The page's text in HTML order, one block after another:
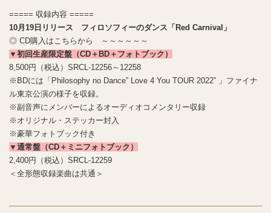
===== 収録内容 =====
10月19日リリース フィロソフィーのダンス「Red Carnival」
◎ CD購入はこちらから ～～～～～～
▼初回生産限定盤（CD＋BD＋フォトブック）
8,500円（税込）SRCL-12256～12258
※BDには「Philosophy no Dance” Love 4 You TOUR 2022” 」ファイナ
ル東京公演の様子を収録。
※副音声にメンバーによるオーディオコメンタリー収録
※オリジナル・ステッカー封入
※豪華フォトブック付き
▼通常盤（CD＋ミニフォトブック）
2,400円（税込）SRCL-12259
＜全形態収録楽曲は共通＞